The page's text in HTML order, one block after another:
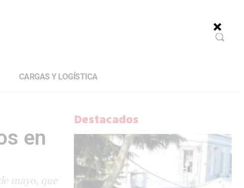
CARGAS Y LOGÍSTICA
en
mayo, que
Destacados